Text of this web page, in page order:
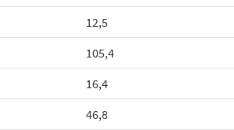
12,5
105,4
16,4
46,8